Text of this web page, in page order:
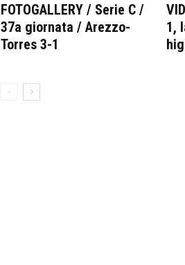
FOTOGALLERY / Serie C /
37a giornata / Arezzo-
Torres 3-1
1,